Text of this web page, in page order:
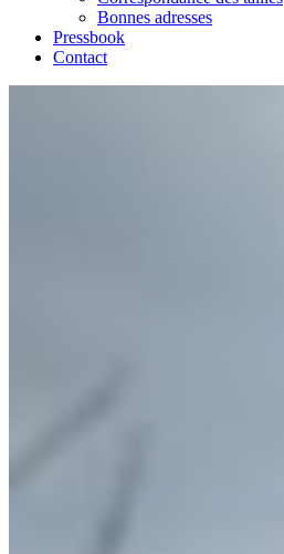
Bonnes adresses
Pressbook
Contact